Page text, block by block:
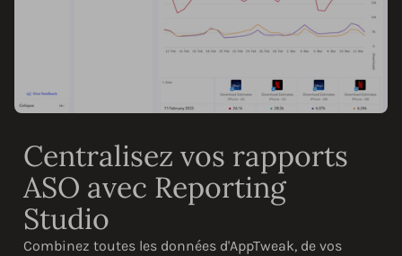
Centralisez vos rapports
ASO avec Reporting
Studio
Combinez toutes les données d'AppTweak, de vos